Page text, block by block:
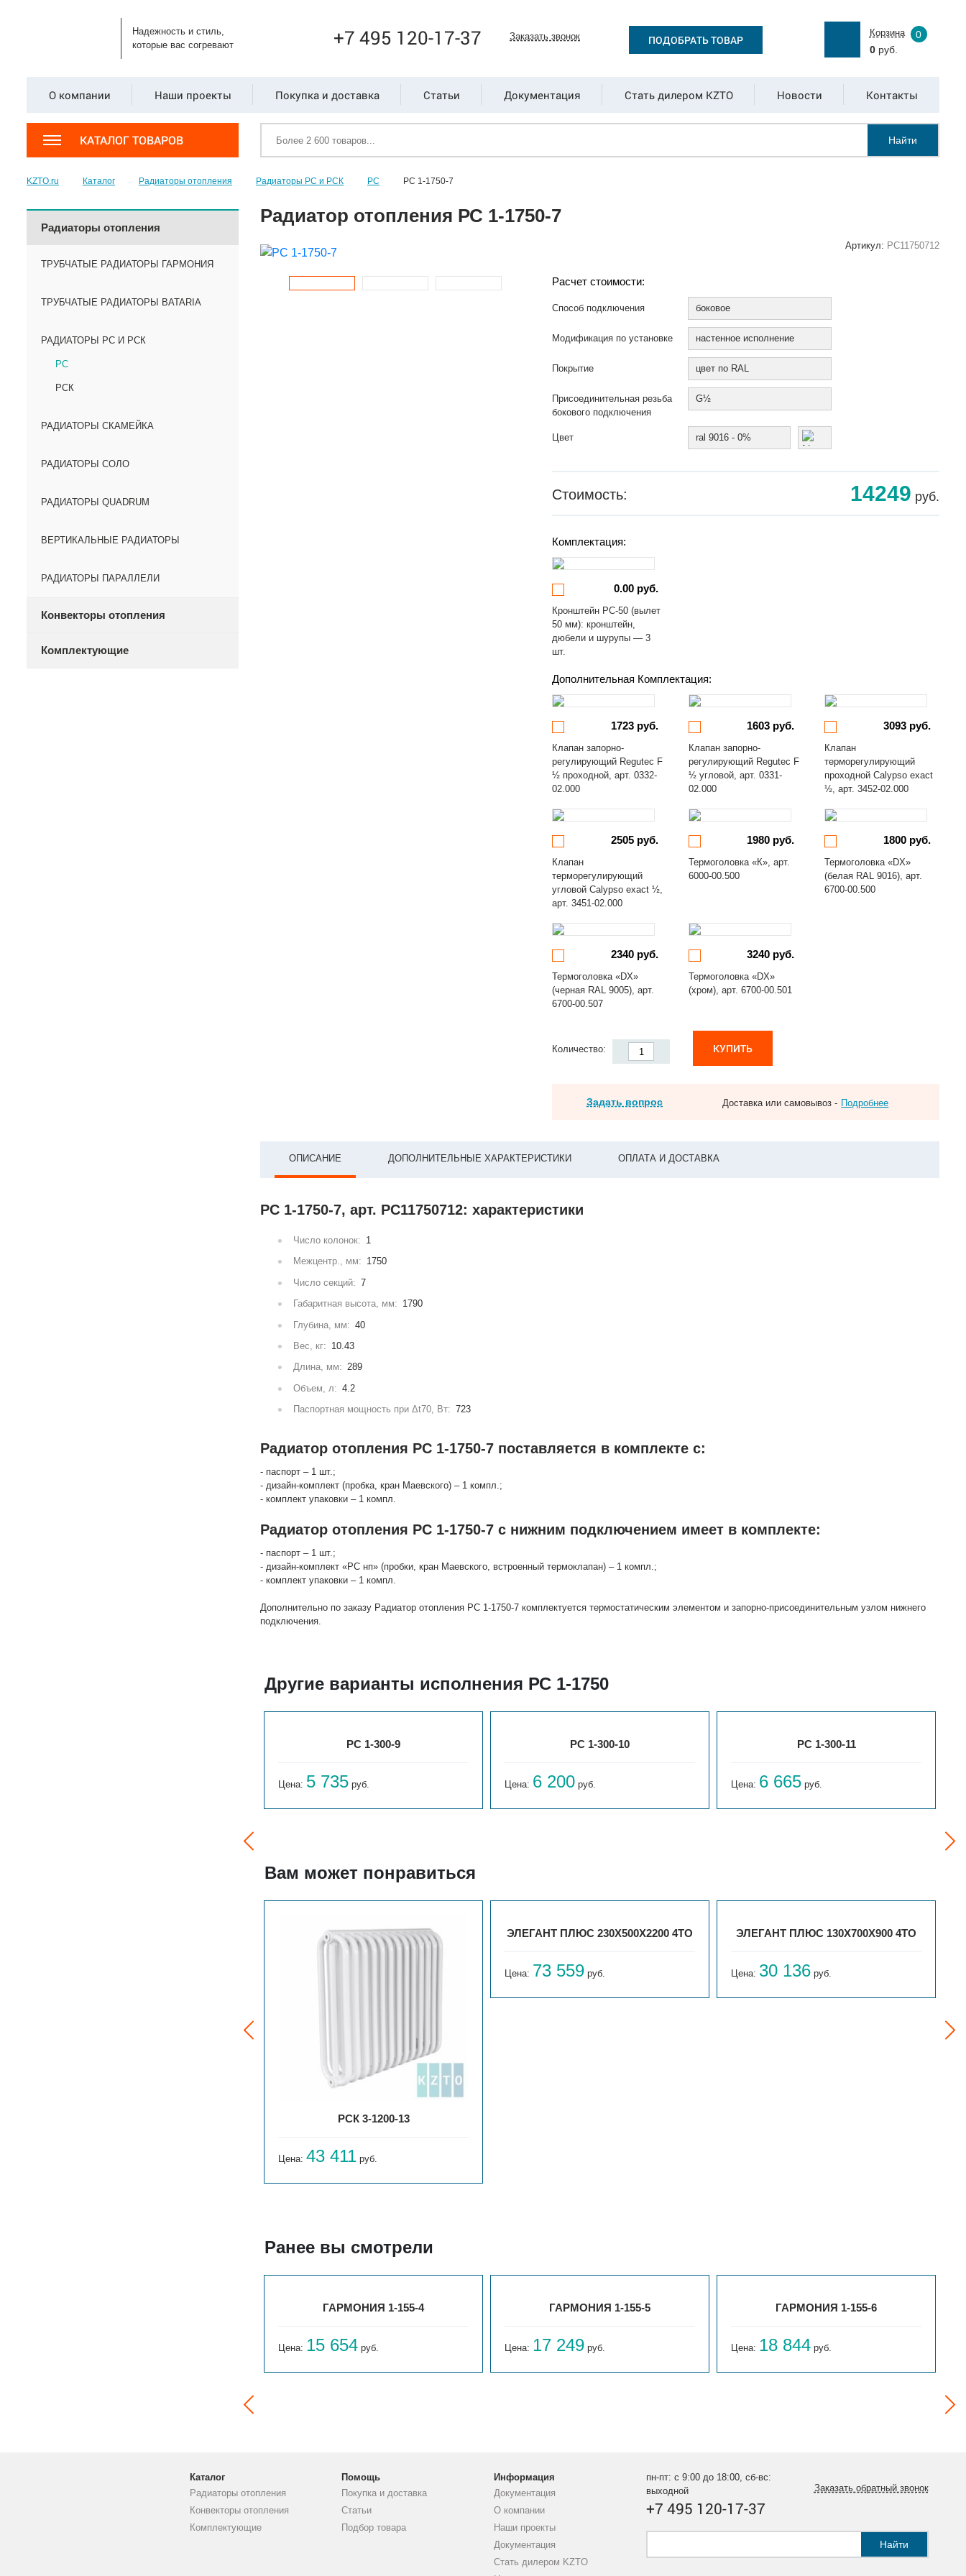
Надежность и стиль,
которые вас согревают
+7 495 120-17-37 Заказать звонок ПОДОБРАТЬ ТОВАР
Корзина
0
0руб.
О компании Наши проекты Покупка и доставка Статьи Документация Стать дилером KZTO Новости Контакты
КАТАЛОГ ТОВАРОВ Найти
KZTO.ru Каталог Радиаторы отопления Радиаторы РС и РСК РС РС 1-1750-7
Радиаторы отопления
ТРУБЧАТЫЕ РАДИАТОРЫ ГАРМОНИЯ
ТРУБЧАТЫЕ РАДИАТОРЫ BATARIA
РАДИАТОРЫ РС И РСК
РС
РСК
РАДИАТОРЫ СКАМЕЙКА
РАДИАТОРЫ СОЛО
РАДИАТОРЫ QUADRUM
ВЕРТИКАЛЬНЫЕ РАДИАТОРЫ
РАДИАТОРЫ ПАРАЛЛЕЛИ
Конвекторы отопления
Комплектующие
Радиатор отопления РС 1-1750-7
Артикул: РС11750712
Расчет стоимости:
Способ подключения боковое
Модификация по установке настенное исполнение
Покрытие цвет по RAL
Присоединительная резьба
бокового подключения
G½
Цвет ral 9016 - 0%
Стоимость: 14249 руб.
Комплектация:
0.00 руб.
Кронштейн РС-50 (вылет
50 мм): кронштейн,
дюбели и шурупы — 3
шт.
Дополнительная Комплектация:
1723 руб.
Клапан запорно-
регулирующий Regutec F
½ проходной, арт. 0332-
02.000
1603 руб.
Клапан запорно-
регулирующий Regutec F
½ угловой, арт. 0331-
02.000
3093 руб.
Клапан
терморегулирующий
проходной Calypso exact
½, арт. 3452-02.000
2505 руб.
Клапан
терморегулирующий
угловой Calypso exact ½,
арт. 3451-02.000
1980 руб.
Термоголовка «К», арт.
6000-00.500
1800 руб.
Термоголовка «DX»
(белая RAL 9016), арт.
6700-00.500
2340 руб.
Термоголовка «DX»
(черная RAL 9005), арт.
6700-00.507
3240 руб.
Термоголовка «DX»
(хром), арт. 6700-00.501
Количество: КУПИТЬ
Задать вопрос Доставка или самовывоз - Подробнее
ОПИСАНИЕ ДОПОЛНИТЕЛЬНЫЕ ХАРАКТЕРИСТИКИ ОПЛАТА И ДОСТАВКА
РС 1-1750-7, арт. РС11750712: характеристики
Число колонок: 1
Межцентр., мм: 1750
Число секций: 7
Габаритная высота, мм: 1790
Глубина, мм: 40
Вес, кг: 10.43
Длина, мм: 289
Объем, л: 4.2
Паспортная мощность при Δt70, Вт: 723
Радиатор отопления РС 1-1750-7 поставляется в комплекте с:
- паспорт – 1 шт.;
- дизайн-комплект (пробка, кран Маевского) – 1 компл.;
- комплект упаковки – 1 компл.
Радиатор отопления РС 1-1750-7 с нижним подключением имеет в комплекте:
- паспорт – 1 шт.;
- дизайн-комплект «РС нп» (пробки, кран Маевского, встроенный термоклапан) – 1 компл.;
- комплект упаковки – 1 компл.
Дополнительно по заказу Радиатор отопления РС 1-1750-7 комплектуется термостатическим элементом и запорно-присоединительным узлом нижнего
подключения.
Другие варианты исполнения РС 1-1750
РС 1-300-9
Цена: 5 735 руб.
РС 1-300-10
Цена: 6 200 руб.
РС 1-300-11
Цена: 6 665 руб.
Вам может понравиться
РСК 3-1200-13
Цена: 43 411 руб.
ЭЛЕГАНТ ПЛЮС 230X500X2200 4ТО
Цена: 73 559 руб.
ЭЛЕГАНТ ПЛЮС 130X700X900 4ТО
Цена: 30 136 руб.
Ранее вы смотрели
ГАРМОНИЯ 1-155-4
Цена: 15 654 руб.
ГАРМОНИЯ 1-155-5
Цена: 17 249 руб.
ГАРМОНИЯ 1-155-6
Цена: 18 844 руб.
Каталог
Радиаторы отопления
Конвекторы отопления
Комплектующие
Помощь
Покупка и доставка
Статьи
Подбор товара
Информация
Документация
О компании
Наши проекты
Документация
Стать дилером KZTO
пн-пт: с 9:00 до 18:00, сб-вс:
выходной
+7 495 120-17-37
Заказать обратный звонок
Найти